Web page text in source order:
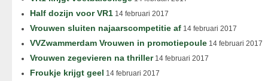
Half dozijn voor VR1 14 februari 2017
Vrouwen sluiten najaarscompetitie af 14 februari 2017
VVZwammerdam Vrouwen in promotiepoule 14 februari 2017
Vrouwen zegevieren na thriller14 februari 2017
Froukje krijgt geel 14 februari 2017